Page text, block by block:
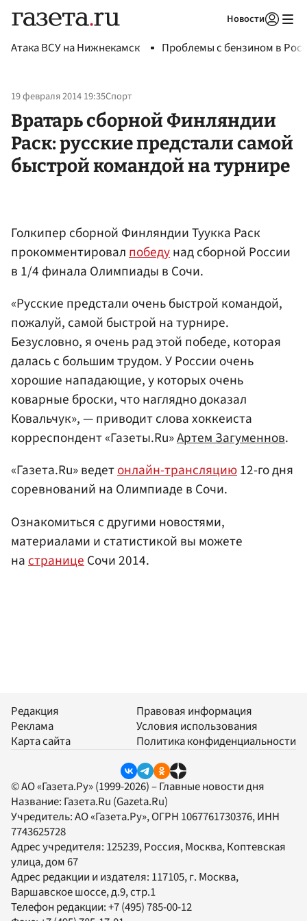
Новости
Атака ВСУ на Нижнекамск Проблемы с бензином в
19 февраля 2014 19:35Спорт
Вратарь сборной Финляндии
Раск: русские предстали самой
быстрой командой на турнире
Голкипер сборной Финляндии Туукка Раск
прокомментировалпобедунад сборной России
в 1/4 финала Олимпиады в Сочи.
«Русские предстали очень быстрой командой,
пожалуй, самой быстрой на турнире.
Безусловно, я очень рад этой победе, которая
далась с большим трудом. У России очень
хорошие нападающие, у которых очень
коварные броски, что наглядно доказал
Ковальчук», — приводит слова хоккеиста
корреспондент «Газеты.Ru»Артем Загуменнов.
«Газета.Ru» ведетонлайн-трансляцию12-го дня
соревнований на Олимпиаде в Сочи.
Ознакомиться с другими новостями,
материалами и статистикой вы можете
на странице Сочи 2014.
Редакция
Реклама
Карта сайта
Правовая информация
Условия использования
Политика конфиденциальности
© АО «Газета.Ру» (1999-2026) – Главные новости дня
Название: Газета.Ru (Gazeta.Ru)
Учредитель:АО «Газета.Ру», ОГРН 1067761730376, ИНН
7743625728
Адрес учредителя: 125239, Россия, Москва, Коптевская
улица, дом 67
Адрес редакции и издателя: 117105, г. Москва,
Варшавское шоссе, д.9, стр.1
Телефон редакции:+7 (495) 785-00-12